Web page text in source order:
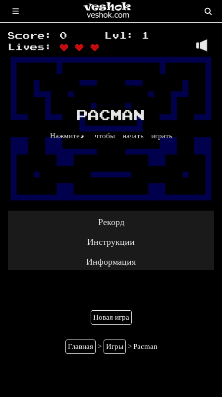
Новая игра
Главная > Игры > Pacman